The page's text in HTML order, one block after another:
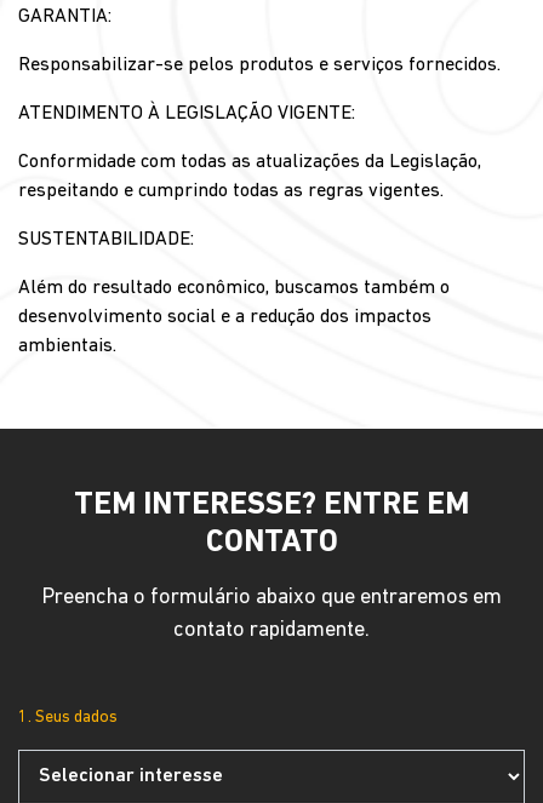
GARANTIA:
Responsabilizar-se pelos produtos e serviços fornecidos.
ATENDIMENTO À LEGISLAÇÃO VIGENTE:
Conformidade com todas as atualizações da Legislação,
respeitando e cumprindo todas as regras vigentes.
SUSTENTABILIDADE:
Além do resultado econômico, buscamos também o
desenvolvimento social e a redução dos impactos
ambientais.
TEM INTERESSE? ENTRE EM
CONTATO
Preencha o formulário abaixo que entraremos em
contato rapidamente.
1. Seus dados